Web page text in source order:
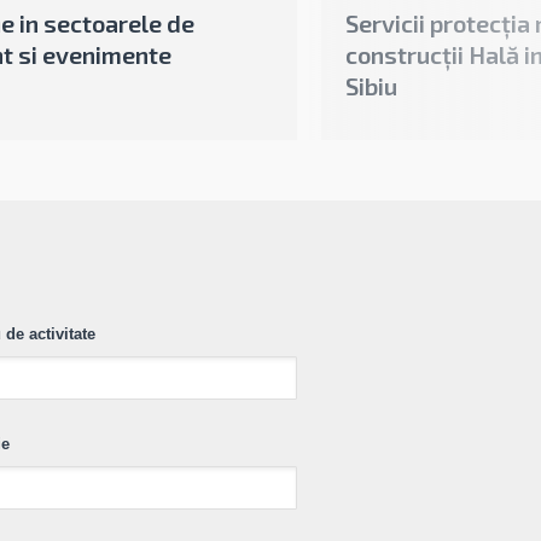
in sectoarele de
si evenimente
Servicii protecția
construcții Hală
Sibiu
de activitate